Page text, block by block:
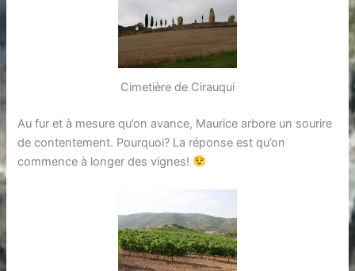
Cimetière de Cirauqui
Au fur et à mesure qu’on avance, Maurice arbore un sourire
de contentement. Pourquoi? La réponse est qu’on
commence à longer des vignes!